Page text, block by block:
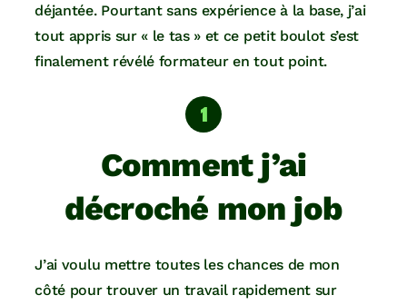
déjantée. Pourtant sans expérience à la base, j’ai
tout appris sur « le tas » et ce petit boulot s’est
finalement révélé formateur en tout point.
Comment j’ai
décroché mon job
J’ai voulu mettre toutes les chances de mon
côté pour trouver un travail rapidement sur